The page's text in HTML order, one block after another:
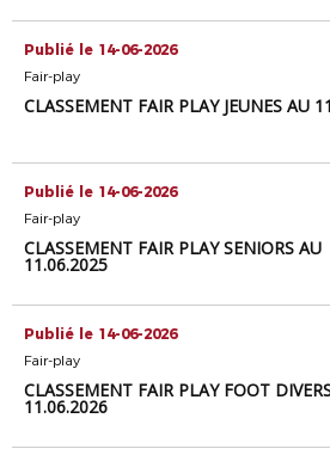
Publié le 14-06-2026
Fair-play
CLASSEMENT FAIR PLAY JEUNES AU
Publié le 14-06-2026
Fair-play
CLASSEMENT FAIR PLAY SENIORS AU
11.06.2025
Publié le 14-06-2026
Fair-play
CLASSEMENT FAIR PLAY FOOT
11.06.2026